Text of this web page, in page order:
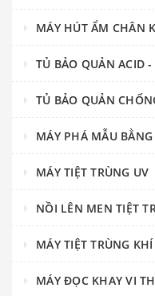
MÁY HÚT ẨM CHÂN
TỦ BẢO QUẢN ACID
TỦ BẢO QUẢN
MÁY PHÁ MẪU
MÁY TIỆT TRÙNG UV
NỒI LÊN MEN TIỆT
MÁY TIỆT TRÙNG
MÁY ĐỌC KHAY VI